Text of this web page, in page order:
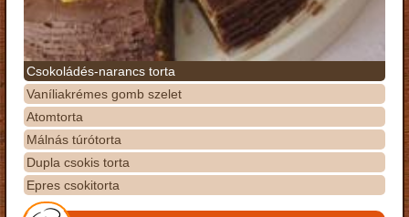
Csokoládés-narancs torta
Vaníliakrémes gomb szelet
Atomtorta
Málnás túrótorta
Dupla csokis torta
Epres csokitorta